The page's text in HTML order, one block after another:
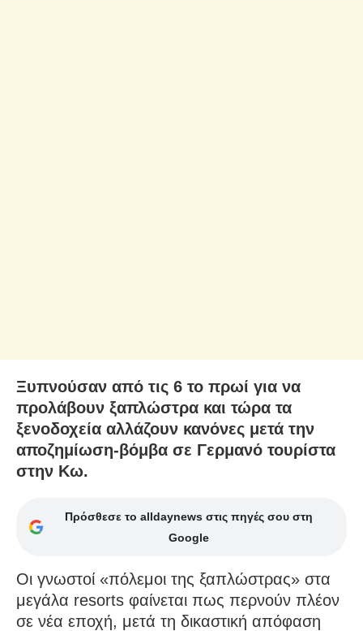
Ξυπνούσαν από τις 6 το πρωί για να
προλάβουν ξαπλώστρα και τώρα τα
ξενοδοχεία αλλάζουν κανόνες μετά την
αποζημίωση-βόμβα σε Γερμανό τουρίστα
στην Κω.
Πρόσθεσε το alldaynews στις πηγές σου στη
Google
Οι γνωστοί «πόλεμοι της ξαπλώστρας» στα
μεγάλα resorts φαίνεται πως περνούν πλέον
σε νέα εποχή, μετά τη δικαστική απόφαση